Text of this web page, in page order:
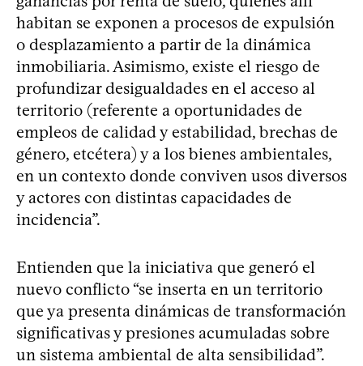
habitan se exponen a procesos de expulsión
o desplazamiento a partir de la dinámica
inmobiliaria. Asimismo, existe el riesgo de
profundizar desigualdades en el acceso al
territorio (referente a oportunidades de
empleos de calidad y estabilidad, brechas de
género, etcétera) y a los bienes ambientales,
en un contexto donde conviven usos diversos
y actores con distintas capacidades de
incidencia”.
Entienden que la iniciativa que generó el
nuevo conflicto “se inserta en un territorio
que ya presenta dinámicas de transformación
significativas y presiones acumuladas sobre
un sistema ambiental de alta sensibilidad”.